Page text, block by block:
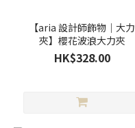
【aria 設計師飾物｜大力
夾】櫻花波浪大力夾
HK$328.00